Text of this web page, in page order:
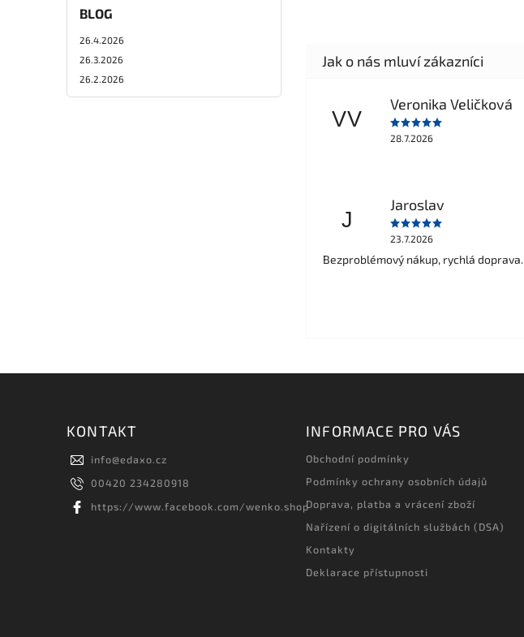
BLOG
26.4.2026
26.3.2026
26.2.2026
VV
Veronika Veličková
28.7.2026
J
Jaroslav
23.7.2026
Bezproblémový nákup, rychlá doprava.
KONTAKT
info@edaxo.cz
00420 234280918
https://www.facebook.com/wenko.shop
INFORMACE PRO VÁS
Obchodní podmínky
Podmínky ochrany osobních údajů
Doprava, platba a vrácení zboží
Nařízení o digitálních službách (DSA)
Kontakty
Deklarace přístupnosti